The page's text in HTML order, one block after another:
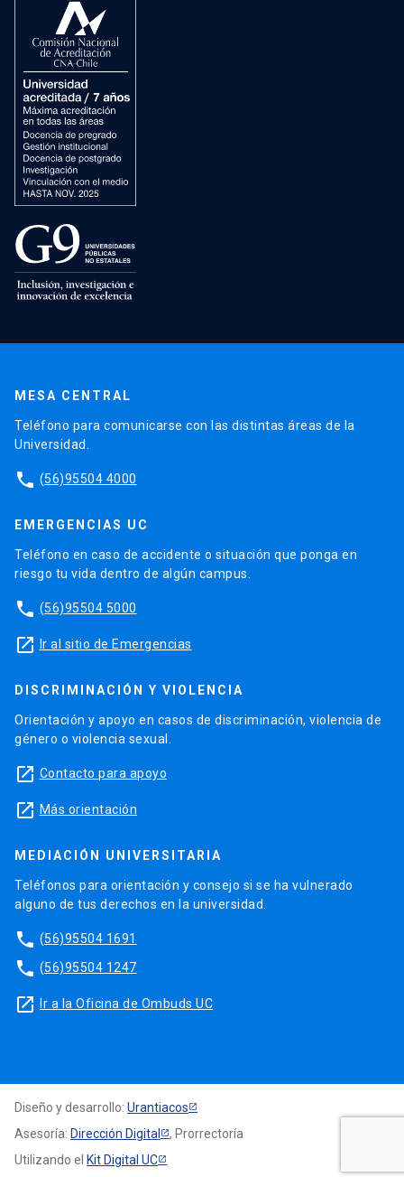
MESA CENTRAL
Teléfono para comunicarse con las distintas áreas de la
Universidad.
phone (56)95504 4000
EMERGENCIAS UC
Teléfono en caso de accidente o situación que ponga en
riesgo tu vida dentro de algún campus.
phone (56)95504 5000
launch Ir al sitio de Emergencias
DISCRIMINACIÓN Y VIOLENCIA
Orientación y apoyo en casos de discriminación, violencia de
género o violencia sexual.
launch Contacto para apoyo
launch Más orientación
MEDIACIÓN UNIVERSITARIA
Teléfonos para orientación y consejo si se ha vulnerado
alguno de tus derechos en la universidad.
phone (56)95504 1691
phone (56)95504 1247
launch Ir a la Oficina de Ombuds UC
Diseño y desarrollo: Urantiacos
Asesoría: Dirección Digital
, Prorrectoría
Utilizando el Kit Digital UC